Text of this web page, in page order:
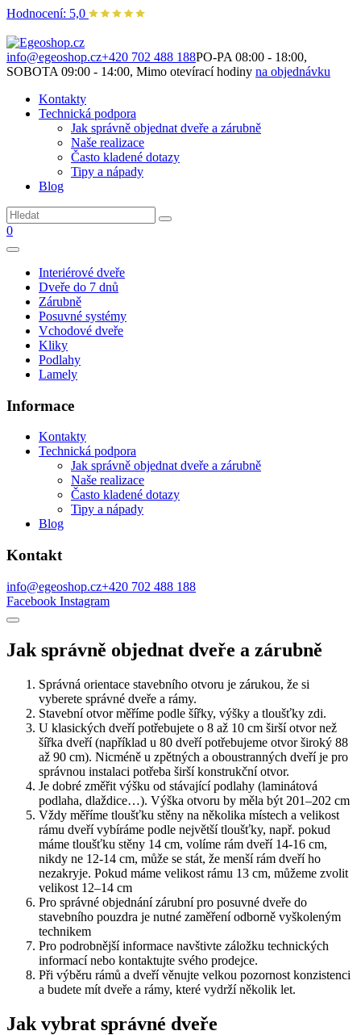
Hodnocení: 5,0
info@egeoshop.cz+420 702 488 188PO-PA 08:00 - 18:00,
SOBOTA 09:00 - 14:00, Mimo otevírací hodiny na objednávku
Kontakty
Technická podpora
Jak správně objednat dveře a zárubně
Naše realizace
Často kladené dotazy
Tipy a nápady
Blog
0
Interiérové dveře
Dveře do 7 dnů
Zárubně
Posuvné systémy
Vchodové dveře
Kliky
Podlahy
Lamely
Informace
Kontakty
Technická podpora
Jak správně objednat dveře a zárubně
Naše realizace
Často kladené dotazy
Tipy a nápady
Blog
Kontakt
info@egeoshop.cz+420 702 488 188
Facebook Instagram
Jak správně objednat dveře a zárubně
Správná orientace stavebního otvoru je zárukou, že si
vyberete správné dveře a rámy.
Stavební otvor měříme podle šířky, výšky a tloušťky zdi.
U klasických dveří potřebujete o 8 až 10 cm širší otvor než
šířka dveří (například u 80 dveří potřebujeme otvor široký 88
až 90 cm). Nicméně u zpětných a oboustranných dveří je pro
správnou instalaci potřeba širší konstrukční otvor.
Je dobré změřit výšku od stávající podlahy (laminátová
podlaha, dlaždice…). Výška otvoru by měla být 201–202 cm
Vždy měříme tloušťku stěny na několika místech a velikost
rámu dveří vybíráme podle největší tloušťky, např. pokud
máme tloušťku stěny 14 cm, volíme rám dveří 14-16 cm,
nikdy ne 12-14 cm, může se stát, že menší rám dveří ho
nezakryje. Pokud máme velikost rámu 13 cm, můžeme zvolit
velikost 12–14 cm
Pro správné objednání zárubní pro posuvné dveře do
stavebního pouzdra je nutné zaměření odborně vyškoleným
technikem
Pro podrobnější informace navštivte záložku technických
informací nebo kontaktujte svého prodejce.
Při výběru rámů a dveří věnujte velkou pozornost konzistenci
a budete mít dveře a rámy, které vydrží několik let.
Jak vybrat správné dveře